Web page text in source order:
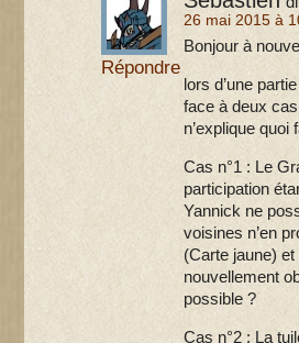
26 mai 2015 à
Bonjour à
lors d’une
face à deux
n’explique
Cas n°1 : Le
participation
Yannick ne
voisines n’en
(Carte jaune)
nouvellement
possible ?
Cas n°2 : La
Répondre